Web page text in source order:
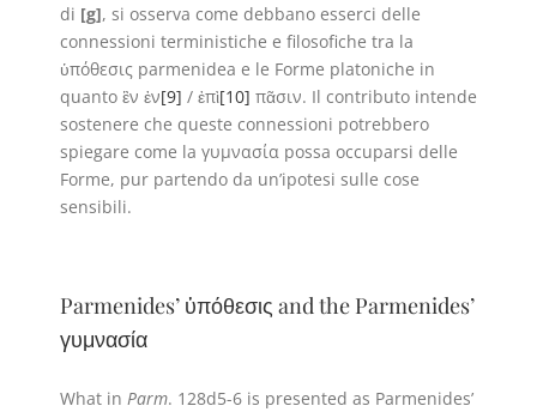
di [g], si osserva come debbano esserci delle
connessioni terministiche e filosofiche tra la
ὑπόθεσις parmenidea e le Forme platoniche in
quanto ἓν ἐν[9] / ἐπὶ[10] πᾶσιν. Il contributo intende
sostenere che queste connessioni potrebbero
spiegare come la γυμνασία possa occuparsi delle
Forme, pur partendo da un’ipotesi sulle cose
sensibili.
Parmenides’ ὑπόθεσις and the Parmenides’
γυμνασία
What in Parm. 128d5-6 is presented as Parmenides’